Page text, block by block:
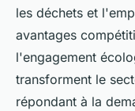
les déchets et
avantages
l'engagement
transforment le
répondant à la